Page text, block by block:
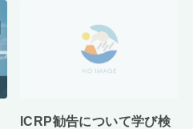
ICRP勧告について学び検